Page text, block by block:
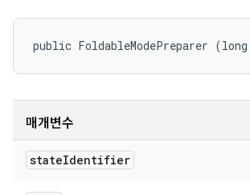
public FoldableModePreparer
매개변수
stateIdentifier